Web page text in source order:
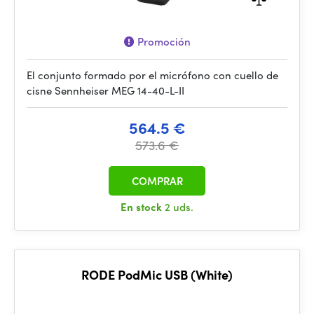
Promoción
El conjunto formado por el micrófono con cuello de
cisne Sennheiser MEG 14-40-L-II
564.5 €
573.6 €
En stock2 uds.
COMPRAR
RODE PodMic USB (White)